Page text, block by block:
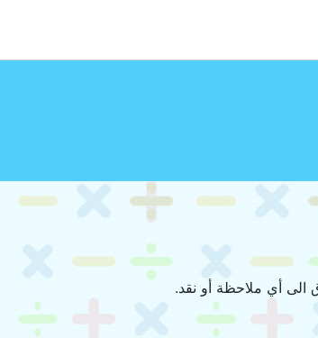
الى أي ملاحظة أو نقد.